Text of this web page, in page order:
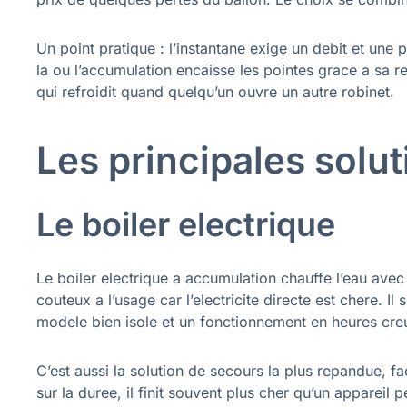
Un point pratique : l’instantane exige un debit et une
la ou l’accumulation encaisse les pointes grace a sa
qui refroidit quand quelqu’un ouvre un autre robinet.
Les principales
Le boiler electrique
Le boiler electrique a accumulation chauffe l’eau
couteux a l’usage car l’electricite directe est chere.
modele bien isole et un fonctionnement en heures
C’est aussi la solution de secours la plus repandue,
sur la duree, il finit souvent plus cher qu’un appareil